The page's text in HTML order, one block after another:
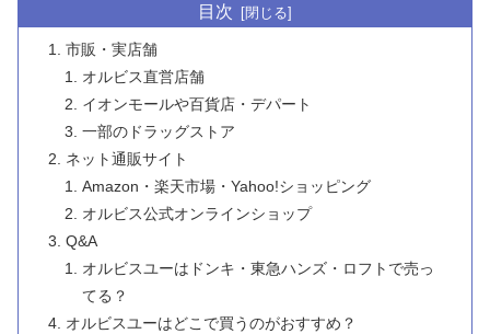
目次
市販・実店舗
オルビス直営店舗
イオンモールや百貨店・デパート
一部のドラッグストア
ネット通販サイト
Amazon・楽天市場・Yahoo!ショッピング
オルビス公式オンラインショップ
Q&A
オルビスユーはドンキ・東急ハンズ・ロフトで売っ
てる？
オルビスユーはどこで買うのがおすすめ？